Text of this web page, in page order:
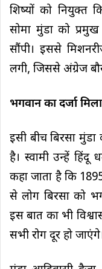
शिष्यों को नियुक्त
सोमा मुंडा को प्रमुख
सौंपी। इससे
लगी, जिससे अंग्रेज
भगवान का दर्जा मिला
इसी बीच बिरसा
है। स्वामी उन्हें हिंदू
कहा जाता है कि
से लोग बिरसा को
इस बात का भी
सभी रोग दूर हो